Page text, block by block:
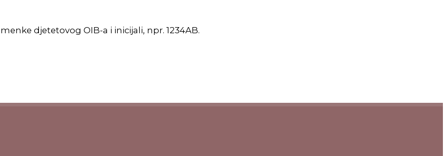
djetetovog OIB-a i inicijali, npr. 1234AB.